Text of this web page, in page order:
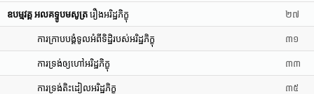
ឧបម្មវគ្គ អលគទ្ទូបមសូត្រ រឿងអរិដ្ឋភិក្ខុ ២៧
ការក្រាបបង្គំទូលអំពីទិដ្ឋិរបស់អរិដ្ឋភិក្ខុ ៣១
ការទ្រង់ឲ្យហៅអរិដ្ឋភិក្ខុ ៣៣
ការទ្រង់តិះដៀលអរិដ្ឋភិក្ខុ ៣៥